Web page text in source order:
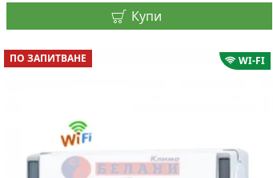
Купи
WI-FI
ПО ЗАПИТВАНЕ